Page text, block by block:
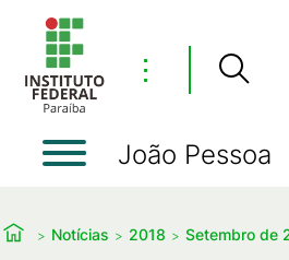
⋮
João Pessoa
Notícias 2018 Setembro de